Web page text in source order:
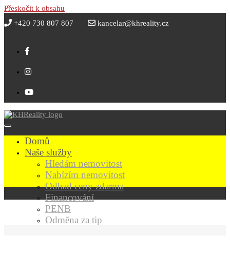
Přeskočit k obsahu
+420 730 807 807
kancelar@khreality.cz
Domů
Naše služby
Hledám nemovitost
Nabízím nemovitost
Odhad ceny zdarma
Financování
PENB
Odměna za tip